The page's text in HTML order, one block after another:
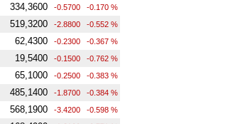
334,3600 -0.5700 -0.170 %
519,3200 -2.8800 -0.552 %
62,4300 -0.2300 -0.367 %
19,5400 -0.1500 -0.762 %
65,1000 -0.2500 -0.383 %
485,1400 -1.8700 -0.384 %
568,1900 -3.4200 -0.598 %